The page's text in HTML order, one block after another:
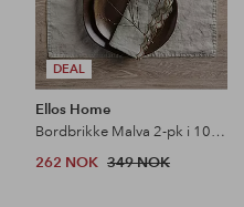
DEAL
Ellos Home
Bordbrikke Malva 2-pk i 100% lin
262 NOK 349 NOK